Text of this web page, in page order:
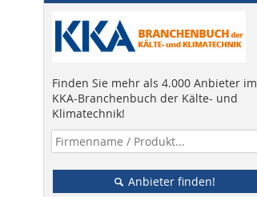
Finden Sie mehr als 4.000 Anbieter im
KKA-Branchenbuch der Kälte- und
Klimatechnik!
Anbieter finden!